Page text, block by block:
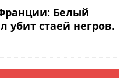
Белый
убит стаей негров.